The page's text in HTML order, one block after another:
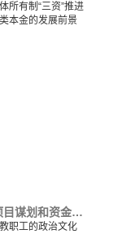
所有制“三资”推进
本金的发展前景
永业行:永业行受邀为宣恩县住建系统作项目谋划和资金争取专题培训
职工的政治文化